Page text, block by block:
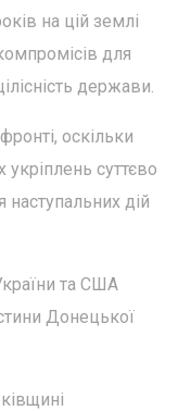
на цій землі
для
держави.
оскільки
укріплень суттєво
дій
та США
Донецької